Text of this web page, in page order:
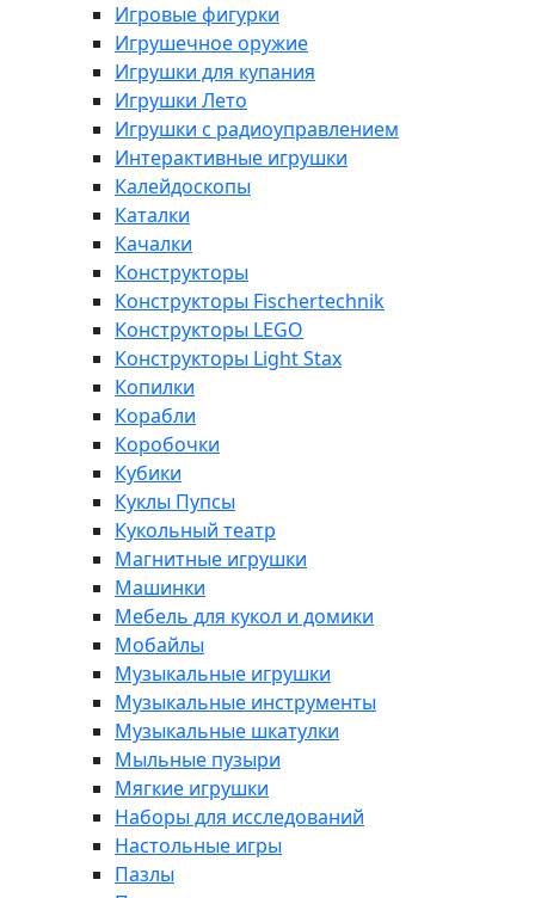
Игровые фигурки
Игрушечное оружие
Игрушки для купания
Игрушки Лето
Игрушки с радиоуправлением
Интерактивные игрушки
Калейдоскопы
Каталки
Качалки
Конструкторы
Конструкторы Fisсhertechnik
Конструкторы LEGO
Конструкторы Light Stax
Копилки
Корабли
Коробочки
Кубики
Куклы Пупсы
Кукольный театр
Магнитные игрушки
Машинки
Мебель для кукол и домики
Мобайлы
Музыкальные игрушки
Музыкальные инструменты
Музыкальные шкатулки
Мыльные пузыри
Мягкие игрушки
Наборы для исследований
Настольные игры
Пазлы